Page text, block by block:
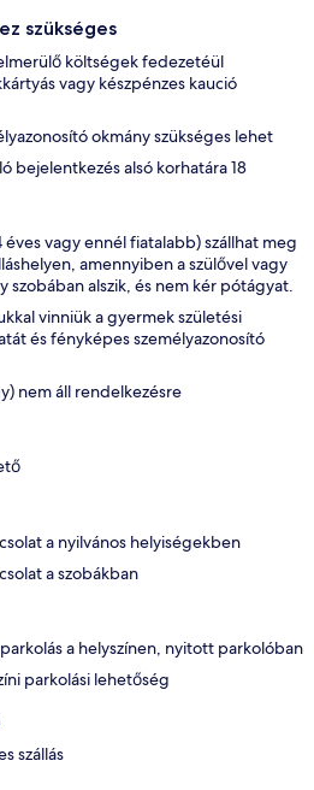
szükséges
költségek fedezetéül
vagy készpénzes kaució
okmány szükséges lehet
bejelentkezés alsó korhatára 18
éves vagy ennél fiatalabb) szállhat meg
amennyiben a szülővel vagy
szobában alszik, és nem kér pótágyat.
vinniük a gyermek születési
és fényképes személyazonosító
nem áll rendelkezésre
a nyilvános helyiségekben
a szobákban
a helyszínen, nyitott parkolóban
parkolási lehetőség
szállás